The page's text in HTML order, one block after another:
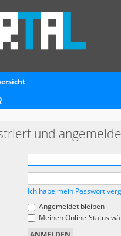
und
Ich habe mein Passwort
Angemeldet bleiben
Meinen Online-Status